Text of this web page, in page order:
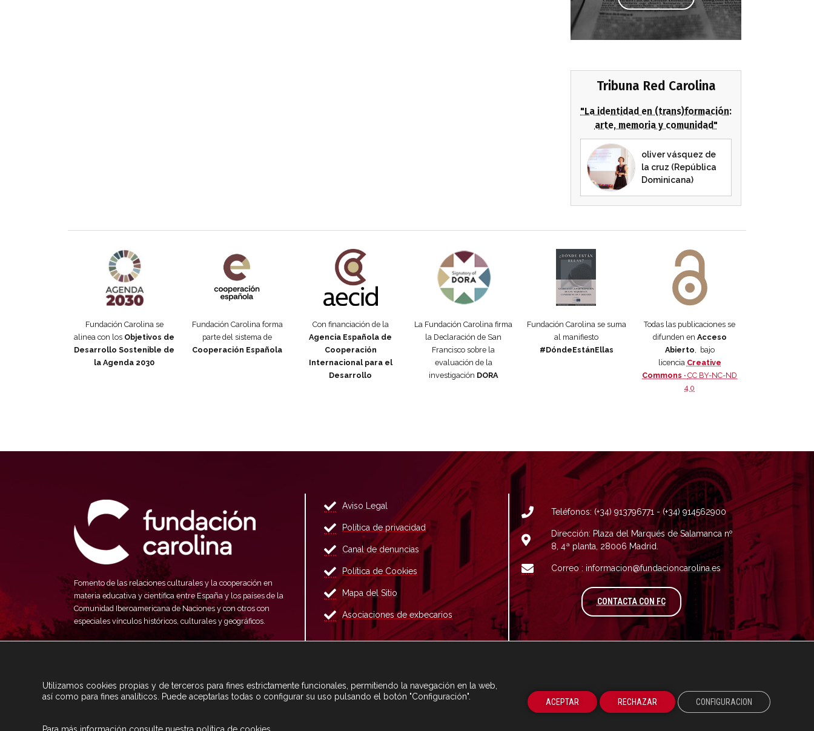
Tribuna Red Carolina
"La identidad en (trans)formación:
arte, memoria y comunidad"
oliver vásquez de
la cruz (República
Dominicana)
Fundación Carolina se
alinea con los Objetivos de
Desarrollo Sostenible de
la Agenda 2030
Fundación Carolina forma
parte del sistema de
Cooperación Española
Con financiación de la
Agencia Española de
Cooperación
Internacional para el
Desarrollo
La Fundación Carolina firma
la Declaración de San
Francisco sobre la
evaluación de la
investigación DORA
Fundación Carolina se suma
al manifiesto
#DóndeEstánEllas
Todas las publicaciones se
difunden en Acceso
Abierto , bajo
licencia Creative
Commons ·CC BY-NC-ND
4.0
Fomento de las relaciones culturales y la cooperación en
materia educativa y científica entre España y los países de la
Comunidad Iberoamericana de Naciones y con otros con
especiales vínculos históricos, culturales y geográficos.
Aviso Legal
Política de privacidad
Canal de denuncias
Política de Cookies
Mapa del Sitio
Asociaciones de exbecarios
Teléfonos: (+34) 913796771 - (+34) 914562900
Dirección: Plaza del Marqués de Salamanca nº
8, 4ª planta, 28006 Madrid.
Correo : informacion@fundacioncarolina.es
CONTACTA CON FCA TRAVÉS DEL FORMULARIO DE
Utilizamos cookies propias y de terceros para fines estrictamente funcionales, permitiendo la navegación en la web,
así como para fines analíticos. Puede aceptarlas todas o configurar su uso pulsando el botón "Configuración".
ACEPTAR RECHAZAR CONFIGURACION